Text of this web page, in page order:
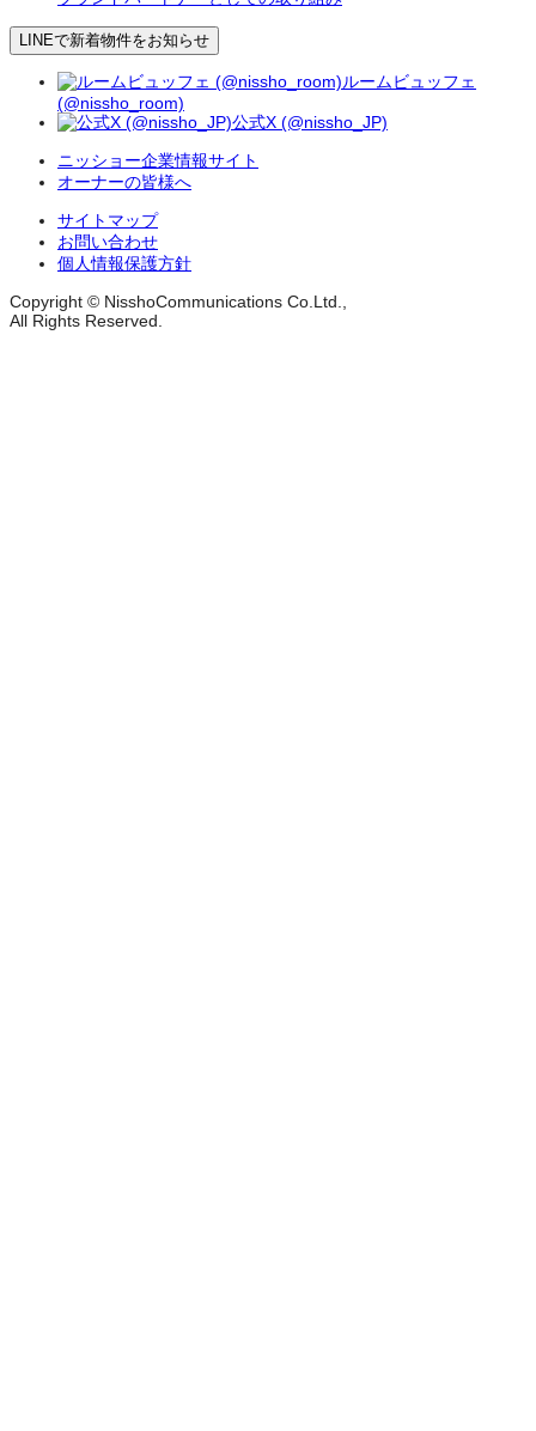
LINEで新着物件をお知らせ
ルームビュッフェ
(@nissho_room)
公式X (@nissho_JP)
ニッショー企業情報サイト
オーナーの皆様へ
サイトマップ
お問い合わせ
個人情報保護方針
Copyright © NisshoCommunications Co.Ltd.,
All Rights Reserved.